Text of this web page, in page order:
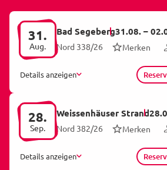
31.
Aug.
Bad Segeberg31.08.–
Nord 338/26 Merken
Details anzeigen
28.
Sep.
Weissenhäuser Strand
Nord 382/26 Merken
Details anzeigen